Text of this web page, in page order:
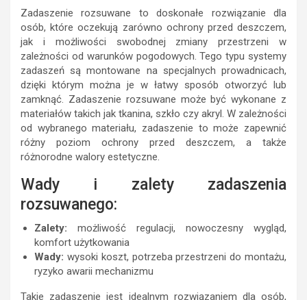
Zadaszenie rozsuwane to doskonałe rozwiązanie dla
osób, które oczekują zarówno ochrony przed deszczem,
jak i możliwości swobodnej zmiany przestrzeni w
zależności od warunków pogodowych. Tego typu systemy
zadaszeń są montowane na specjalnych prowadnicach,
dzięki którym można je w łatwy sposób otworzyć lub
zamknąć. Zadaszenie rozsuwane może być wykonane z
materiałów takich jak tkanina, szkło czy akryl. W zależności
od wybranego materiału, zadaszenie to może zapewnić
różny poziom ochrony przed deszczem, a także
różnorodne walory estetyczne.
Wady i zalety zadaszenia
rozsuwanego:
Zalety: możliwość regulacji, nowoczesny wygląd,
komfort użytkowania
Wady: wysoki koszt, potrzeba przestrzeni do montażu,
ryzyko awarii mechanizmu
Takie zadaszenie jest idealnym rozwiązaniem dla osób,